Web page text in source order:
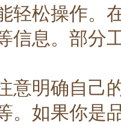
轻松操作。
信息。部分
意明确自己
。如果你是